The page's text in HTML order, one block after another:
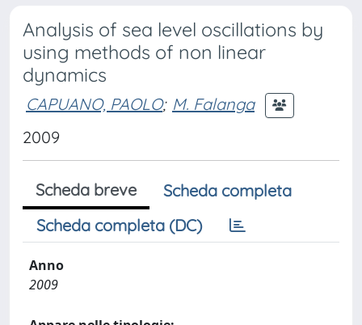
Analysis of sea level oscillations by
using methods of non linear
dynamics
CAPUANO, PAOLO; M. Falanga
2009
Scheda breve
Scheda completa
Scheda completa (DC)
Anno
2009